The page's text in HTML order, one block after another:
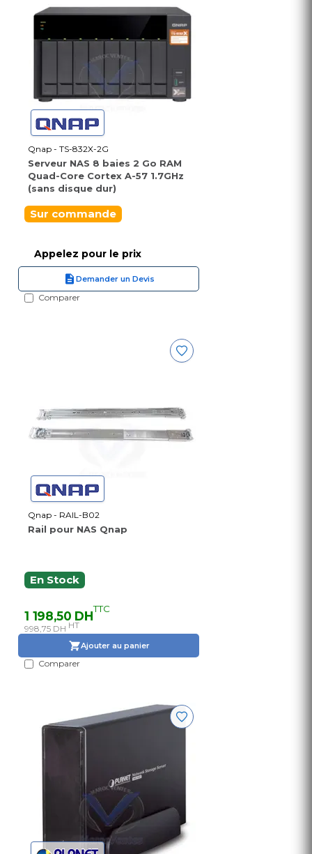
Qnap - TS-832X-2G
Serveur NAS 8 baies 2 Go RAM
Quad-Core Cortex A-57 1.7GHz
(sans disque dur)
Sur commande
Appelez pour le prix
Demander un Devis
Comparer
Qnap - RAIL-B02
Rail pour NAS Qnap
En Stock
1 198,50 DHTTC
998,75 DH HT
Ajouter au panier
Comparer